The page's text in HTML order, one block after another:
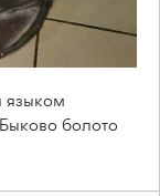
языком
болото